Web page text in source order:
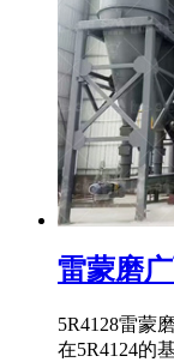
雷蒙磨
5R4128雷蒙
在5R4124的